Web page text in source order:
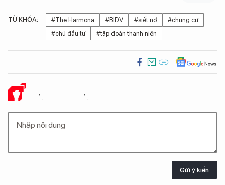
TỪ KHÓA: #The Harmona #BIDV #siết nợ
#chung cư
#chủ đầu tư
#tập đoàn thanh niên
Ý KIẾN CỦA BẠN
Gửi ý kiến